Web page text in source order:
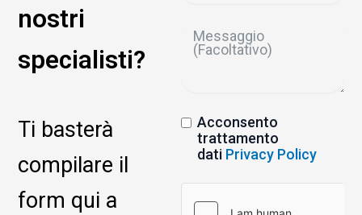
nostri
specialisti?
Ti basterà
compilare il
form qui a
Acconsento
trattamento
dati Privacy Policy